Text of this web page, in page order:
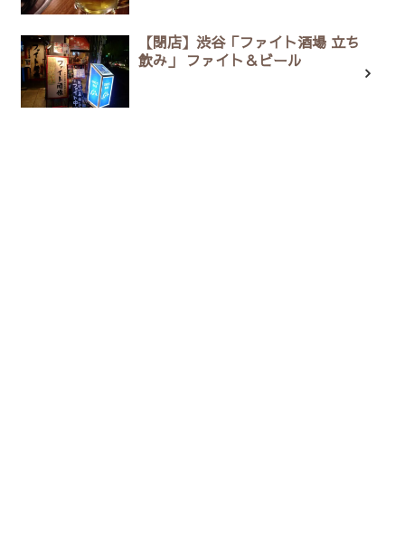
【閉店】渋谷「ファイト酒場 立ち
飲み」 ファイト＆ビール